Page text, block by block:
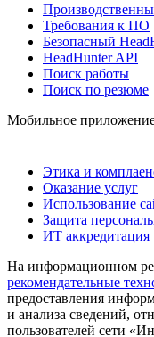
Требования к ПО
Безопасный
HeadHunter API
Поиск работы
Поиск по резюме
Мобильное
Этика и
Оказание услуг
Использование
Защита
ИТ аккредитация
На информационном
рекомендательные
предоставления
и анализа сведений,
пользователей сети